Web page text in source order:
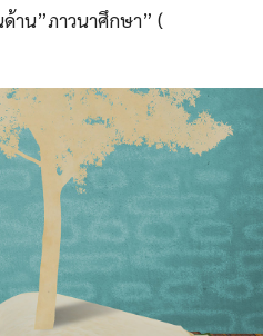
าน”ภาวนาศึกษา” (